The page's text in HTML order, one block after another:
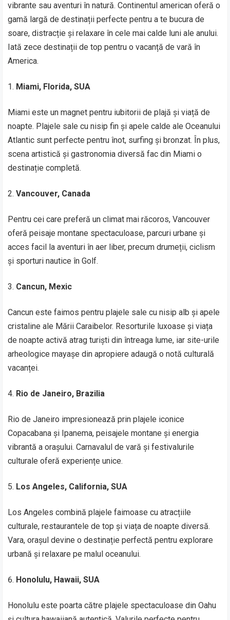
vibrante sau aventuri în natură. Continentul american oferă o
gamă largă de destinații perfecte pentru a te bucura de
soare, distracție și relaxare în cele mai calde luni ale anului.
Iată zece destinații de top pentru o vacanță de vară în
America.
Miami, Florida, SUA
Miami este un magnet pentru iubitorii de plajă și viață de
noapte. Plajele sale cu nisip fin și apele calde ale Oceanului
Atlantic sunt perfecte pentru înot, surfing și bronzat. În plus,
scena artistică și gastronomia diversă fac din Miami o
destinație completă.
Vancouver, Canada
Pentru cei care preferă un climat mai răcoros, Vancouver
oferă peisaje montane spectaculoase, parcuri urbane și
acces facil la aventuri în aer liber, precum drumeții, ciclism
și sporturi nautice în Golf.
Cancun, Mexic
Cancun este faimos pentru plajele sale cu nisip alb și apele
cristaline ale Mării Caraibelor. Resorturile luxoase și viața
de noapte activă atrag turiști din întreaga lume, iar site-urile
arheologice mayașe din apropiere adaugă o notă culturală
vacanței.
Rio de Janeiro, Brazilia
Rio de Janeiro impresionează prin plajele iconice
Copacabana și Ipanema, peisajele montane și energia
vibrantă a orașului. Carnavalul de vară și festivalurile
culturale oferă experiențe unice.
Los Angeles, California, SUA
Los Angeles combină plajele faimoase cu atracțiile
culturale, restaurantele de top și viața de noapte diversă.
Vara, orașul devine o destinație perfectă pentru explorare
urbană și relaxare pe malul oceanului.
Honolulu, Hawaii, SUA
Honolulu este poarta către plajele spectaculoase din Oahu